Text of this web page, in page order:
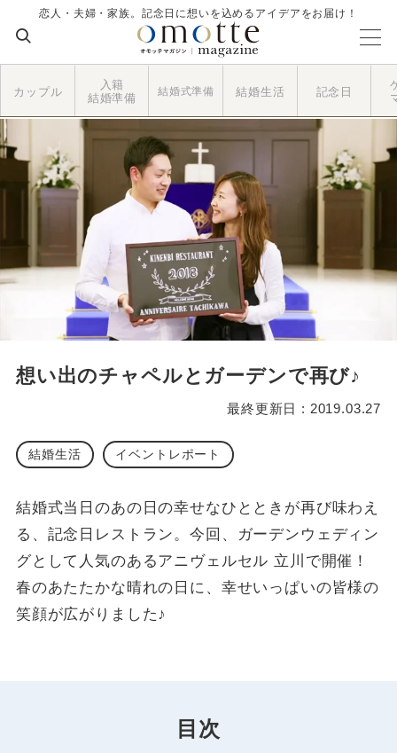
恋人・夫婦・家族。記念日に想いを込めるアイデアをお届け！
カップル
入籍
結婚準備
結婚式準備 結婚生活 記念日
想い出のチャペルとガーデンで再び♪
最終更新日 : 2019.03.27
結婚生活 イベントレポート
結婚式当日のあの日の幸せなひとときが再び味わえ
る、記念日レストラン。今回、ガーデンウェディン
グとして人気のあるアニヴェルセル 立川で開催！
春のあたたかな晴れの日に、幸せいっぱいの皆様の
笑顔が広がりました♪
目次